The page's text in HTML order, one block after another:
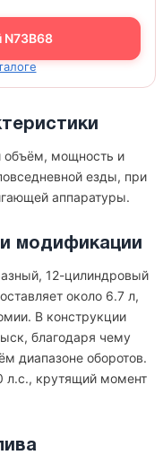
N73B68
объём, мощность и
езды, при
аппаратуры.
модификации
12-цилиндровый
около 6.7 л,
В конструкции
благодаря чему
диапазоне оборотов.
крутящий момент